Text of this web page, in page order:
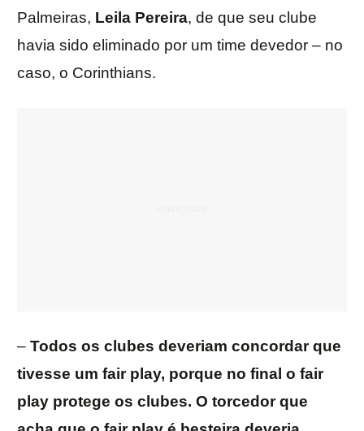
Palmeiras, Leila Pereira, de que seu clube
havia sido eliminado por um time devedor – no
caso, o Corinthians.
– Todos os clubes deveriam concordar que
tivesse um fair play, porque no final o fair
play protege os clubes. O torcedor que